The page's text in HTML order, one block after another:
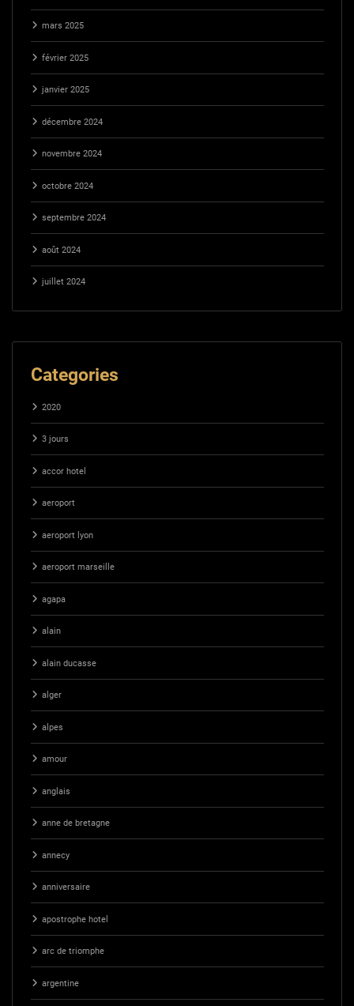
mars 2025
février 2025
janvier 2025
décembre 2024
novembre 2024
octobre 2024
septembre 2024
août 2024
juillet 2024
Categories
2020
3 jours
accor hotel
aeroport
aeroport lyon
aeroport marseille
agapa
alain
alain ducasse
alger
alpes
amour
anglais
anne de bretagne
annecy
anniversaire
apostrophe hotel
arc de triomphe
argentine